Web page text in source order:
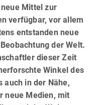
Mittel zur
verfügbar, vor allem
entstanden neue
der Welt.
dieser Zeit
Winkel des
auch in der Nähe,
neue Medien, mit